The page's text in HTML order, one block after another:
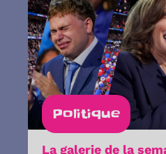
Politique
La galerie de la